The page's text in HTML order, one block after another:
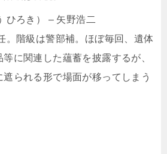
ひろき） – 矢野浩二
。階級は警部補。ほぼ毎回、遺体
に関連した蘊蓄を披露するが、
られる形で場面が移ってしまう